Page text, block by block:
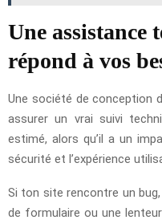
Une assistance
répond à vos
Une société de conception
assurer un vrai suivi
estimé, alors qu’il a un
sécurité et l’expérience
Si ton site rencontre un bug,
de formulaire ou une